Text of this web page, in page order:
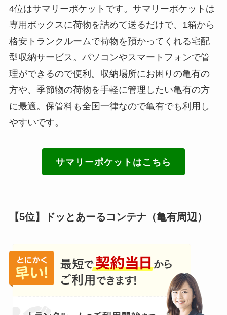
4位はサマリーポケットです。サマリーポケットは
専用ボックスに荷物を詰めて送るだけで、1箱から
格安トランクルームで荷物を預かってくれる宅配
型収納サービス。パソコンやスマートフォンで管
理ができるので便利。収納場所にお困りの亀有の
方や、季節物の荷物を手軽に管理したい亀有の方
に最適。保管料も全国一律なので亀有でも利用し
やすいです。
サマリーポケットはこちら
【5位】ドッとあーるコンテナ（亀有周辺）